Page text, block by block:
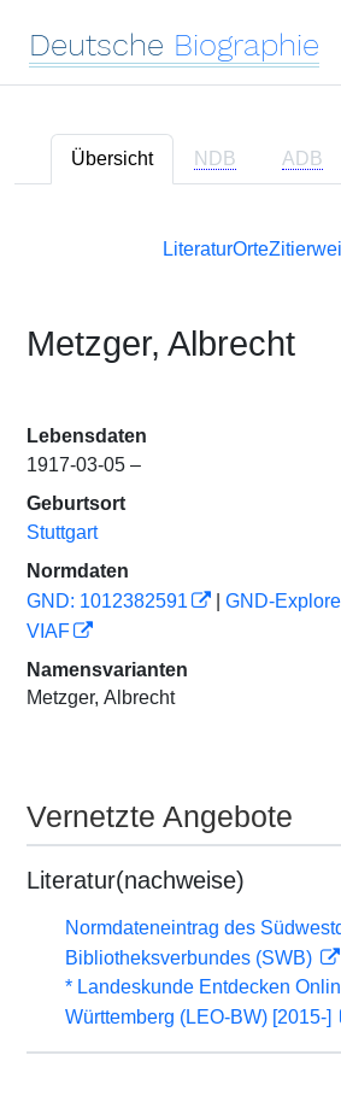
Deutsche Biographie
Übersicht NDB ADB
LiteraturOrte
Metzger, Albrecht
Lebensdaten
1917-03-05 –
Geburtsort
Stuttgart
Normdaten
GND: 1012382591
GND-
VIAF
Namensvarianten
Metzger, Albrecht
Vernetzte Angebote
Literatur(nachweise)
Normdateneintrag des
Bibliotheksverbundes (SWB)
* Landeskunde Entdecken
Württemberg (LEO-BW) [2015-]